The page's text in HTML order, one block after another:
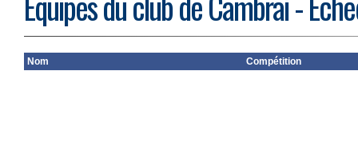
Nom Compétition